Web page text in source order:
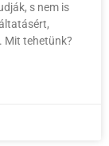
s nem is
Mit tehetünk?